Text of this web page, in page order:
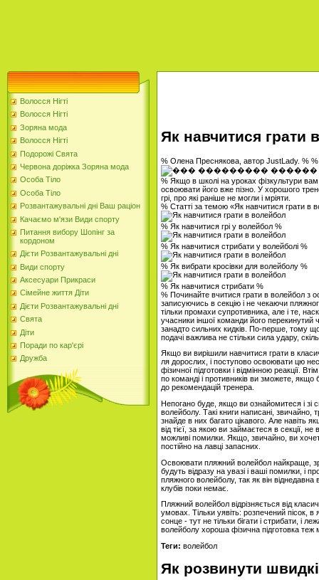
Волосся Нігті
Волосся Нігті
Зоряна мода
Волосся Нігті
Подорожі Свята
Червона доріжка Зоряна мода
Особа Тіло
Особа Тіло
Розвантажувальні дні Ваш раціон
Качаємо м'язи Види спорту
Питання вибору Шопінг за
кордоном
Дієти Розвантажувальні дні
Види спорту
Аксесуари Прикраси
Сімейне життя Діти
Дієти Розвантажувальні дні
Свята
Діти
Поради по кар'єрі
Дружба
Як навчитися грати
% Олена Преснякова, автор JustLady. %
% Якщо в школі на уроках фізкультури
освоювати його вже пізно. У хорошого
грі, про які раніше не могли і мріяти.
% Статті за темою «Як навчитися грати в
% Як навчитися грі у волейбол %
% Як навчитися стрибати у волейболі %
% Як вибрати кросівки для волейболу %
% Як навчитися стрибати %
% Починайте вчитися грати в волейбол з
записуючись в секцію і не чекаючи
тільки промахи супротивника, але і те,
учасники іншої команди його
занадто сильних кидків. По-перше, тому
подачі важлива не стільки сила удару,
Якщо ви вирішили навчитися грати в
ля дорослих, і поступово освоювати цю
фізичної підготовки і відмінною реакції.
по команді і противників ви зможете, якщо
до рекомендацій тренера.
Непогано буде, якщо ви ознайомитеся і зі
волейболу. Такі книги написані, звичайно,
знайде в них багато цікавого. Але навіть
від тієї, за якою ви займаєтеся в секції,
можливі помилки. Якщо, звичайно, ви
постійно на лавці запасних.
Освоювати пляжний волейбол найкраще,
будуть відразу на увазі і ваші помилки, і
пляжного волейболу, так як він
клубів поки немає.
Пляжний волейбол відрізняється від
умовах. Тільки уявіть: розпечений пісок,
сонце - тут не тільки бігати і стрибати, і
волейболу хороша фізична підготовка
Теги: волейбол
Як розвинути